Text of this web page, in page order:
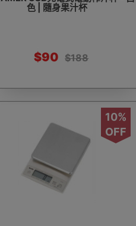
色 | 隨身果汁杯
$90 $188
10%
OFF